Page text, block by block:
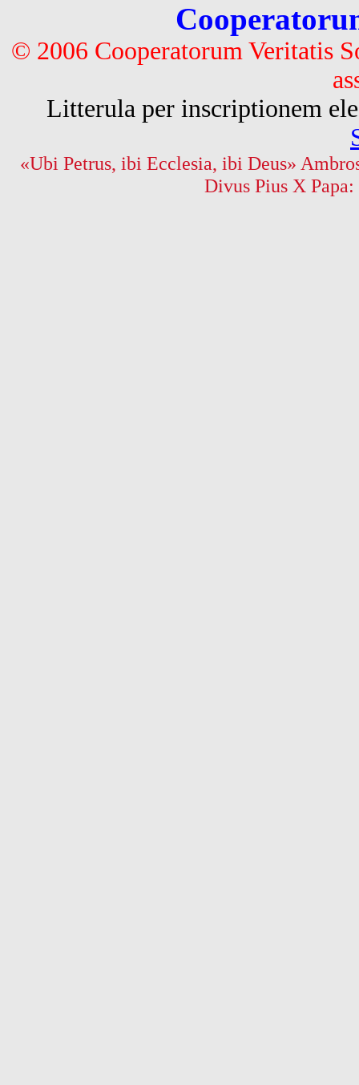
© 2006 Cooperatorum Veritatis
Litterula per inscriptionem
«Ubi Petrus, ibi Ecclesia, ibi Deus»
Divus Pius X Papa: